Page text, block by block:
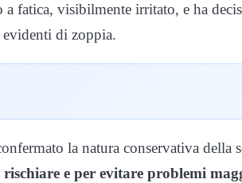
fatica, visibilmente irritato, e ha
evidenti di zoppia.
la natura conservativa della
rischiare e per evitare problemi